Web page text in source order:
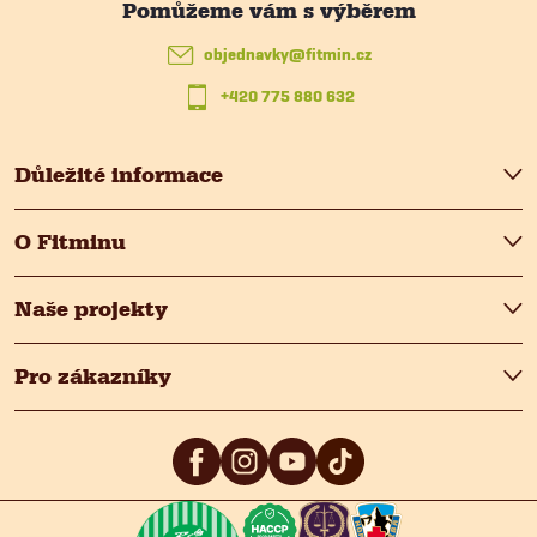
Důležité informace
O Fitminu
Naše projekty
Pro zákazníky
objednavky@fitmin.cz
+420 775 880 632